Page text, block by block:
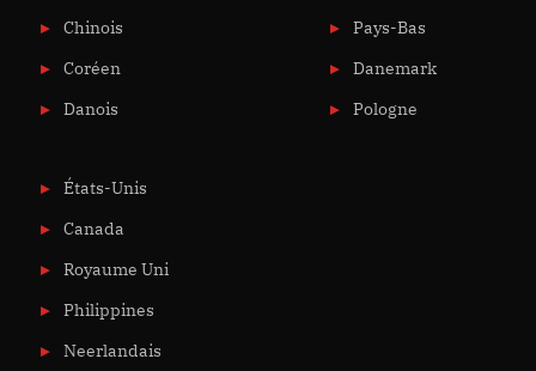
Chinois
Coréen
Danois
Pays-Bas
Danemark
Pologne
États-Unis
Canada
Royaume Uni
Philippines
Neerlandais